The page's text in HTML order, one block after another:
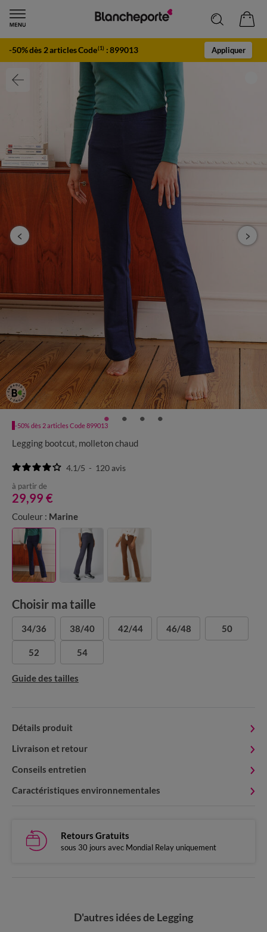
-50% dès 2 articles Code(1) :899013 Appliquer
-50% dès 2 articles Code 899013
Legging bootcut, molleton chaud
4.1/5 - 120avis
à partir de
29,99 €
Couleur : Marine
Choisir ma taille
34/36 38/40 42/44 46/48 50
52 54
Guide des tailles
Détails produit
Livraison et retour
Conseils entretien
Caractéristiques environnementales
Retours Gratuits
sous 30 jours avec Mondial Relay uniquement
D'autres idées de Legging